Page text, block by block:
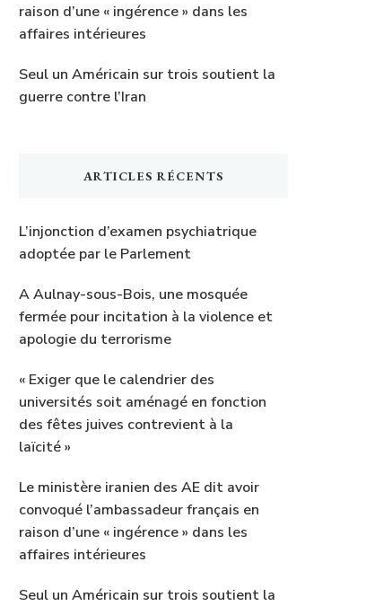
raison d’une « ingérence » dans les
affaires intérieures
Seul un Américain sur trois soutient la
guerre contre l’Iran
ARTICLES RÉCENTS
L’injonction d’examen psychiatrique
adoptée par le Parlement
A Aulnay-sous-Bois, une mosquée
fermée pour incitation à la violence et
apologie du terrorisme
« Exiger que le calendrier des
universités soit aménagé en fonction
des fêtes juives contrevient à la
laïcité »
Le ministère iranien des AE dit avoir
convoqué l’ambassadeur français en
raison d’une « ingérence » dans les
affaires intérieures
Seul un Américain sur trois soutient la